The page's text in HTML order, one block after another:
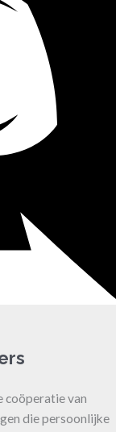
coöperatie van
die persoonlijke